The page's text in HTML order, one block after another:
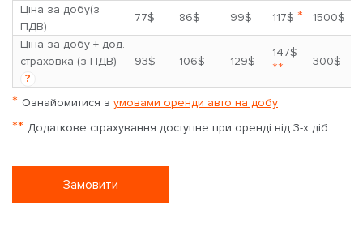
Ціна за добу(з
ПДВ)
77$ 86$ 99$ 117$ *
1500$
Ціна за добу + дод.
страховка (з ПДВ)
?
93$ 106$ 129$
147$
** 300$
* Ознайомитися з умовами оренди авто на добу
** Додаткове страхування доступне при оренді від 3-х діб
Замовити